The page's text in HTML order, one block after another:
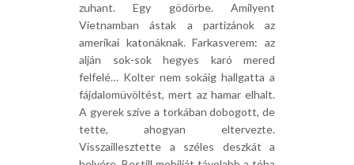
zuhant. Egy gödörbe. Amilyent
Vietnamban ástak a partizánok az
amerikai katonáknak. Farkasverem: az
alján sok-sok hegyes karó mered
felfelé… Kolter nem sokáig hallgatta a
fájdalomüvöltést, mert az hamar elhalt.
A gyerek szíve a torkában dobogott, de
tette, ahogyan eltervezte.
Visszaillesztette a széles deszkát a